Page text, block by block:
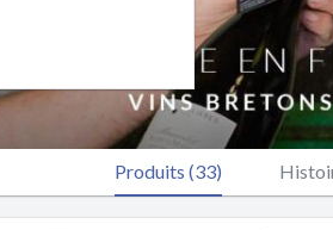
Produits (33)